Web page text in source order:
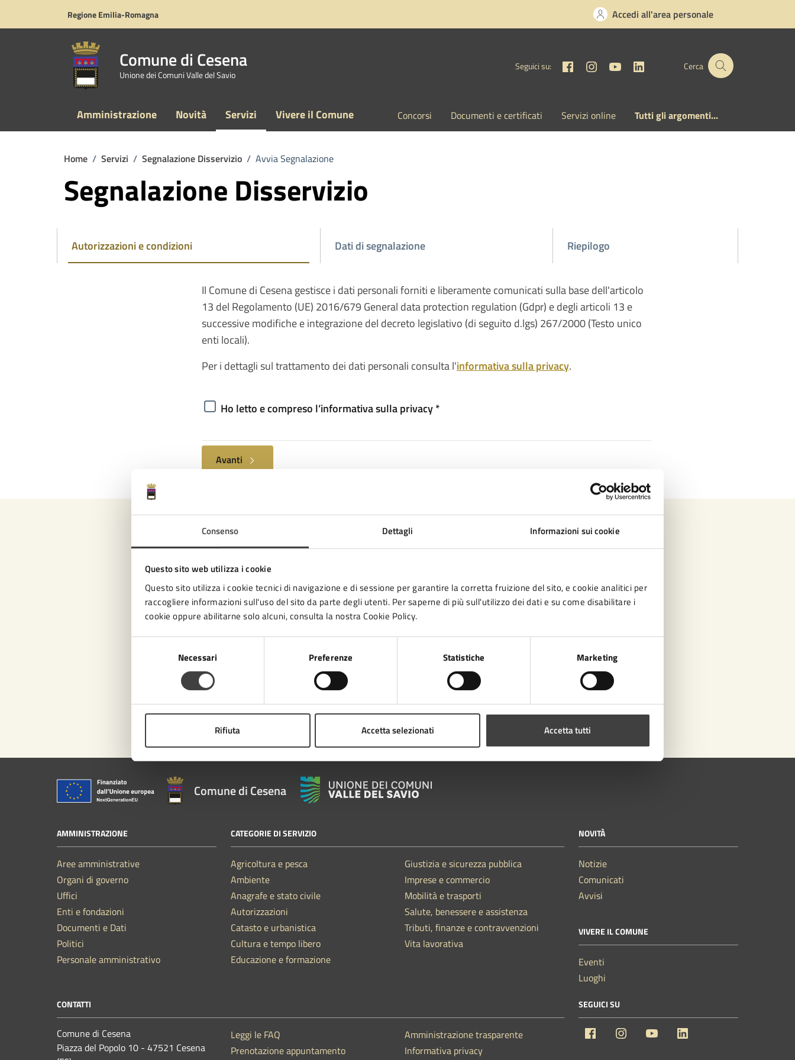
Consenso Dettagli Informazioni sui cookie
Questo sito web utilizza i cookie
Questo sito utilizza i cookie tecnici di navigazione e di sessione per garantire la corretta fruizione del sito, e cookie analitici per
raccogliere informazioni sull'uso del sito da parte degli utenti. Per saperne di più sull'utilizzo dei dati e su come disabilitare i
cookie oppure abilitarne solo alcuni, consulta la nostra Cookie Policy.
Necessari Preferenze Statistiche Marketing
Rifiuta Accetta selezionati Accetta tutti
Regione Emilia-Romagna Accedi all'area personale
Comune di Cesena
Unione dei Comuni Valle del Savio
Seguici su: FacebookInstagram
YouTubeLinkedinCerca
Amministrazione Novità Servizi Vivere il Comune Concorsi Documenti e certificati Servizi online Tutti gli argomenti...
Home / Servizi / Segnalazione Disservizio / Avvia Segnalazione
Segnalazione Disservizio
Autorizzazioni e condizioni Dati di segnalazione Riepilogo
Il Comune di Cesena gestisce i dati personali forniti e liberamente comunicati sulla base dell'articolo
13 del Regolamento (UE) 2016/679 General data protection regulation (Gdpr) e degli articoli 13 e
successive modifiche e integrazione del decreto legislativo (di seguito d.lgs) 267/2000 (Testo unico
enti locali).
Per i dettagli sul trattamento dei dati personali consulta l'informativa sulla privacy.
Ho letto e compreso l’informativa sulla privacy *
Avanti
Contatta il comune
Leggi le domande frequenti
Richiedi assistenza
Numero verde 0547-356111
Problemi in città
Segnala disservizio
Comune di Cesena
AMMINISTRAZIONE
Aree amministrative
Organi di governo
Uffici
Enti e fondazioni
Documenti e Dati
Politici
Personale amministrativo
CATEGORIE DI SERVIZIO
Agricoltura e pesca
Ambiente
Anagrafe e stato civile
Autorizzazioni
Catasto e urbanistica
Cultura e tempo libero
Educazione e formazione
Giustizia e sicurezza pubblica
Imprese e commercio
Mobilità e trasporti
Salute, benessere e assistenza
Tributi, finanze e contravvenzioni
Vita lavorativa
NOVITÀ
Notizie
Comunicati
Avvisi
VIVERE IL COMUNE
Eventi
Luoghi
CONTATTI
Comune di Cesena
Piazza del Popolo 10 - 47521 Cesena
Leggi le FAQ
Prenotazione appuntamento
Amministrazione trasparente
Informativa privacy
SEGUICI SU
Facebook Instagram YouTube